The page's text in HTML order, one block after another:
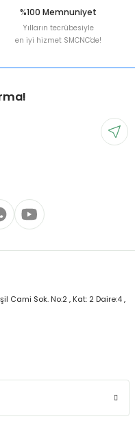
%100 Memnuniyet
Yılların tecrübesiyle
en iyi hizmet SMCNC'de!
Cami Sok. No:2 , Kat: 2 Daire:4 ,